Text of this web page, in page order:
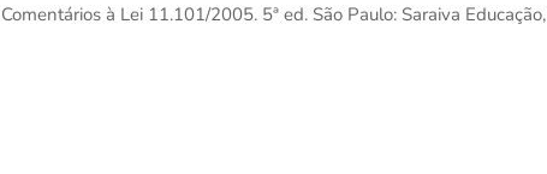
à Lei 11.101/2005. 5ª ed. São Paulo: Saraiva Educação,